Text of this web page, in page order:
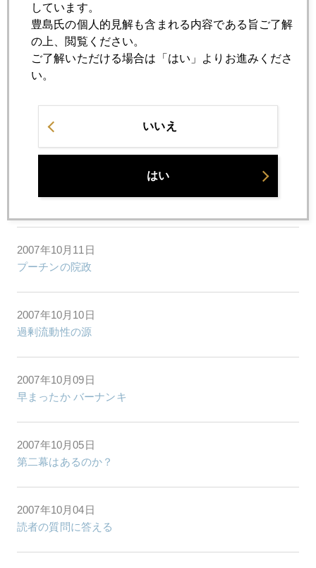
750ドル台の攻防
2007年10月16日
金小売価格3000円の背景
2007年10月15日
迷心寂乱 悟無好悪
７５０ドル、３０００円
2007年10月11日
プーチンの院政
2007年10月10日
過剰流動性の源
2007年10月09日
早まったか バーナンキ
2007年10月05日
第二幕はあるのか？
2007年10月04日
読者の質問に答える
しています。
豊島氏の個人的見解も含まれる内容である旨ご了解
の上、閲覧ください。
ご了解いただける場合は「はい」よりお進みくださ
い。
いいえ
はい